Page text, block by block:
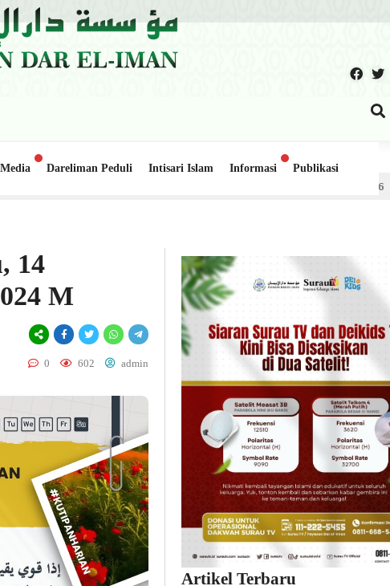
Media Dareliman Peduli Intisari Islam Informasi
Publikasi
14
M
0 602 admin
Artikel Terbaru